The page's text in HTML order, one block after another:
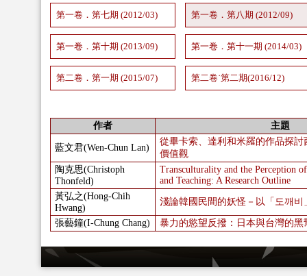
第一卷．第七期 (2012/03) 第一卷．第八期 (2012/09)
第一卷．第十期 (2013/09) 第一卷．第十一期 (2014/03)
第二卷．第一期 (2015/07) 第二卷˙第二期(2016/12)
作者 主題
藍文君(Wen-Chun Lan)
從畢卡索、達利和米羅的作品探
價值觀
陶克思(Christoph
Thonfeld)
Transculturality and the Perception
and Teaching: A Research Outline
黃弘之(Hong-Chih
Hwang)
淺論韓國民間的妖怪－以「도깨비
張藝鐘(I-Chung Chang) 暴力的慾望反撥：日本與台灣的